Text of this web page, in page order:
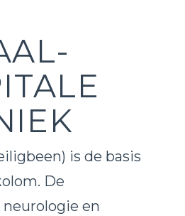
is de basis
De
en